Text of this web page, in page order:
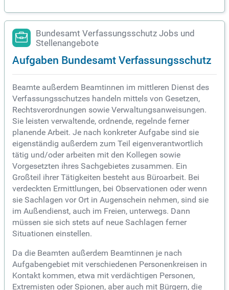
Bundesamt Verfassungsschutz Jobs und
Stellenangebote
Aufgaben Bundesamt Verfassungsschutz
Beamte außerdem Beamtinnen im mittleren Dienst des
Verfassungsschutzes handeln mittels von Gesetzen,
Rechtsverordnungen sowie Verwaltungsanweisungen.
Sie leisten verwaltende, ordnende, regelnde ferner
planende Arbeit. Je nach konkreter Aufgabe sind sie
eigenständig außerdem zum Teil eigenverantwortlich
tätig und/oder arbeiten mit den Kollegen sowie
Vorgesetzten ihres Sachgebietes zusammen. Ein
Großteil ihrer Tätigkeiten besteht aus Büroarbeit. Bei
verdeckten Ermittlungen, bei Observationen oder wenn
sie Sachlagen vor Ort in Augenschein nehmen, sind sie
im Außendienst, auch im Freien, unterwegs. Dann
müssen sie sich stets auf neue Sachlagen ferner
Situationen einstellen.
Da die Beamten außerdem Beamtinnen je nach
Aufgabengebiet mit verschiedenen Personenkreisen in
Kontakt kommen, etwa mit verdächtigen Personen,
Extremisten oder Spionen, aber auch mit Bürgern, die